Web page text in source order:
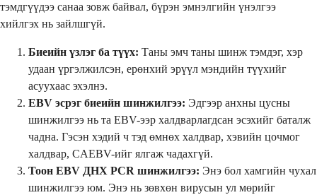
тэмдгүүдээ санаа зовж байвал, бүрэн эмнэлгийн үнэлгээ
хийлгэх нь зайлшгүй.
Биеийн үзлэг ба түүх: Таны эмч таны шинж тэмдэг, хэр
удаан үргэлжилсэн, ерөнхий эрүүл мэндийн түүхийг
асуухаас эхэлнэ.
EBV эсрэг биеийн шинжилгээ: Эдгээр анхны цусны
шинжилгээ нь та EBV-ээр халдварлагдсан эсэхийг баталж
чадна. Гэсэн хэдий ч тэд өмнөх халдвар, хэвийн цочмог
халдвар, CAEBV-ийг ялгаж чадахгүй.
Тоон EBV ДНХ PCR шинжилгээ: Энэ бол хамгийн чухал
шинжилгээ юм. Энэ нь зөвхөн вирусын ул мөрийг